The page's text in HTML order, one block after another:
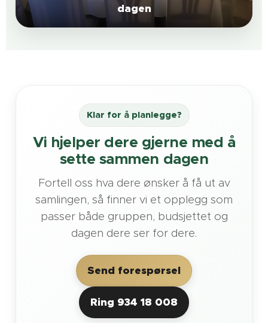
dagen
Klar for å planlegge?
Vi hjelper dere gjerne med å
sette sammen dagen
Fortell oss hva dere ønsker å få ut av
samlingen, så finner vi et opplegg som
passer både gruppen, budsjettet og
dagen dere ser for dere.
Send forespørsel
Ring 934 18 008